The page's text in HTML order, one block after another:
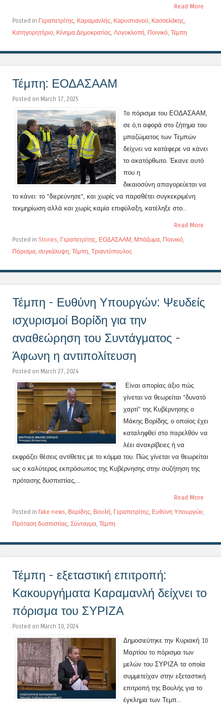
Read More
Posted in Γεραπετρίτης, Καραμανλής, Καρυστιανού, Κασσελάκης,
Κατηγορητήριο, Κίνημα Δημοκρατίας, Λογοκλοπή, Ποινικό, Τέμπη
Τέμπη: ΕΟΔΑΣΑΑΜ
Posted on March 17, 2025
Tο πόρισμα του ΕΟΔΑΣΑΑΜ,
σε ό,τι αφορά στο ζήτημα του
μπαζώματος των Τεμπών
δείχνει να κατάφερε να κάνει
το ακατόρθωτο. Έκανε αυτό
που η
δικαιοσύνη απαγορεύεται να
το κάνει: το "διερεύνησε", και χωρίς να παραθέτει συγκεκριμένη
τεκμηρίωση αλλά και χωρίς καμία επιφύλαξη, κατέληξε στο...
Read More
Posted in Stories, Γεραπετρίτης, ΕΟΔΑΣΑΑΜ , Μπάζωμα, Ποινικό,
Πόρισμα, συγκάλυψη, Τέμπη, Τριαντόπουλος
Τέμπη - Ευθύνη Υπουργών: Ψευδείς
ισχυρισμοί Βορίδη για την
αναθεώρηση του Συντάγματος -
Άφωνη η αντιπολίτευση
Posted on March 27, 2024
Είναι απορίας άξιο πώς
γίνεται να θεωρείται "δυνατό
χαρτί" της Κυβέρνησης ο
Μάκης Βορίδης, ο οποίος έχει
καταληφθεί στο παρελθόν να
λέει ανακρίβειες ή να
εκφράζει θέσεις αντίθετες με το κόμμα του. Πώς γίνεται να θεωρείται
ως ο καλύτερος εκπρόσωπος της Κυβέρνησης στην συζήτηση της
πρότασης δυσπιστίας,...
Read More
Posted in fake news, Βορίδης, Βουλή, Γεραπετρίτης, Ευθύνη Υπουργών,
Πρόταση δυσπιστίας, Σύνταγμα, Τέμπη
Τέμπη - εξεταστική επιτροπή:
Κακουργήματα Καραμανλή δείχνει το
πόρισμα του ΣΥΡΙΖΑ
Posted on March 10, 2024
Δημοσιεύτηκε την Κυριακή 10
Μαρτίου το πόρισμα των
μελών του ΣΥΡΙΖΑ τα οποία
συμμετείχαν στην εξεταστική
επιτροπή της Βουλής για το
έγκλημα των Τεμπ...